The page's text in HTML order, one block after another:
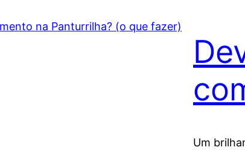
Um